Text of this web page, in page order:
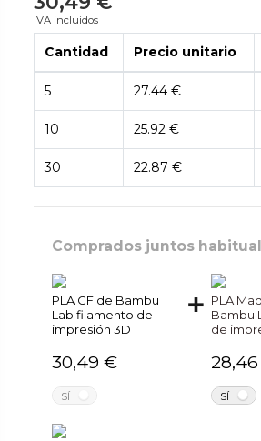
IVA incluidos
Cantidad Precio unitario
5 27.44 €
10 25.92 €
30 22.87 €
Comprados juntos
PLA CF de Bambu
Lab filamento de
impresión 3D
30,49 €
SÍ
PLA
Bambu
de
SÍ